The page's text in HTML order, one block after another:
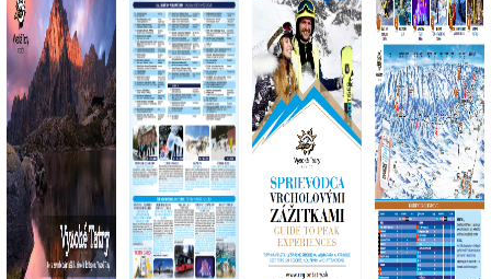
LETO 2024
LETO 2024
EN 2023